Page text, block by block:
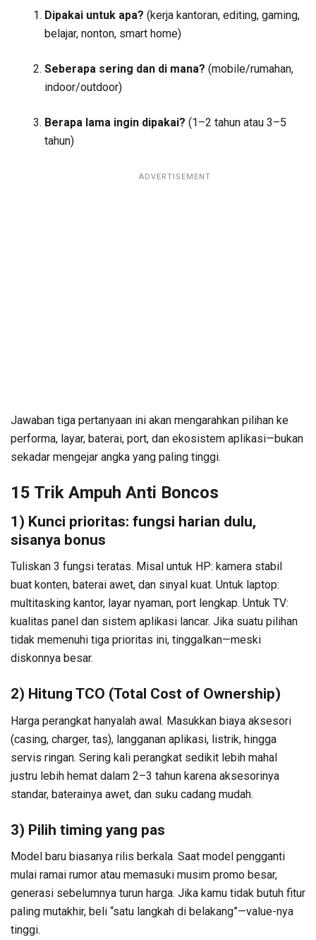
Dipakai untuk apa? (kerja kantoran, editing, gaming,
belajar, nonton, smart home)
Seberapa sering dan di mana? (mobile/rumahan,
indoor/outdoor)
Berapa lama ingin dipakai? (1–2 tahun atau 3–5
tahun)
ADVERTISEMENT
Jawaban tiga pertanyaan ini akan mengarahkan pilihan ke
performa, layar, baterai, port, dan ekosistem aplikasi—bukan
sekadar mengejar angka yang paling tinggi.
15 Trik Ampuh Anti Boncos
1) Kunci prioritas: fungsi harian dulu,
sisanya bonus
Tuliskan 3 fungsi teratas. Misal untuk HP: kamera stabil
buat konten, baterai awet, dan sinyal kuat. Untuk laptop:
multitasking kantor, layar nyaman, port lengkap. Untuk TV:
kualitas panel dan sistem aplikasi lancar. Jika suatu pilihan
tidak memenuhi tiga prioritas ini, tinggalkan—meski
diskonnya besar.
2) Hitung TCO (Total Cost of Ownership)
Harga perangkat hanyalah awal. Masukkan biaya aksesori
(casing, charger, tas), langganan aplikasi, listrik, hingga
servis ringan. Sering kali perangkat sedikit lebih mahal
justru lebih hemat dalam 2–3 tahun karena aksesorinya
standar, baterainya awet, dan suku cadang mudah.
3) Pilih timing yang pas
Model baru biasanya rilis berkala. Saat model pengganti
mulai ramai rumor atau memasuki musim promo besar,
generasi sebelumnya turun harga. Jika kamu tidak butuh fitur
paling mutakhir, beli “satu langkah di belakang”—value-nya
tinggi.